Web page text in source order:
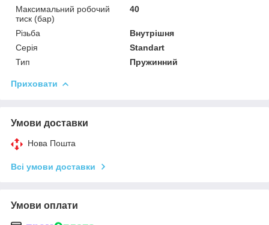
Максимальний робочий
тиск (бар)
40
Різьба
Внутрішня
Серія
Standart
Тип
Пружинний
Приховати
Умови доставки
Нова Пошта
Всі умови доставки
Умови оплати